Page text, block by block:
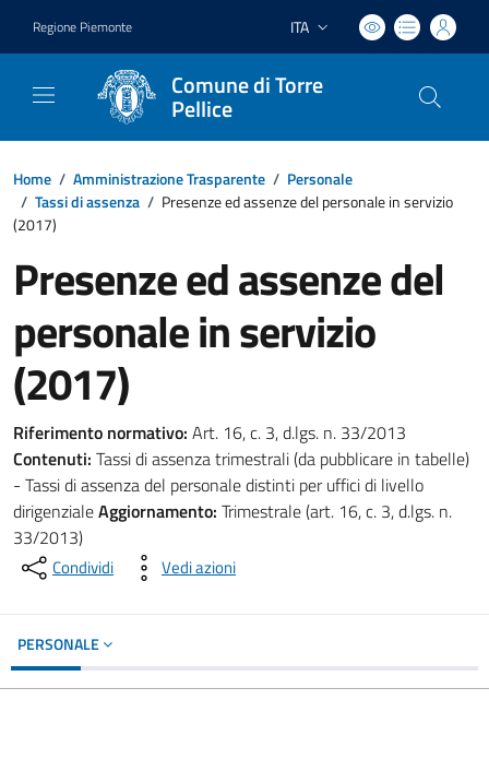
Regione Piemonte Lingua attiva:
ITA
Comune di Torre
Pellice
Home / Amministrazione Trasparente / Personale
/ Tassi di assenza / Presenze ed assenze del personale in servizio
(2017)
Presenze ed assenze del
personale in servizio
(2017)
Riferimento normativo: Art. 16, c. 3, d.lgs. n. 33/2013
Contenuti: Tassi di assenza trimestrali (da pubblicare in tabelle)
- Tassi di assenza del personale distinti per uffici di livello
dirigenzialeAggiornamento: Trimestrale (art. 16, c. 3, d.lgs. n.
33/2013)
Condividi Vedi azioni
PERSONALE